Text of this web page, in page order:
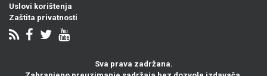
Uslovi korištenja
Zaštita privatnosti
Sva prava zadržana.